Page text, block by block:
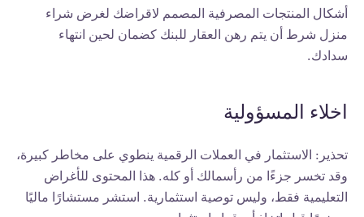
أشكال المنتجات المصرفية المصمم لاقراضك لغرض شراء
منزل شرط أن يتم رهن العقار للبنك كضمان لحين انتهاء
سدادك.
اخلاء المسؤولية
تحذير: الاستثمار في العملات الرقمية ينطوي على مخاطر كبيرة،
وقد تخسر جزءًا من رأسمالك أو كله. هذا المحتوى للأغراض
التعليمية فقط، وليس توصية استثمارية. استشر مستشارًا ماليًا